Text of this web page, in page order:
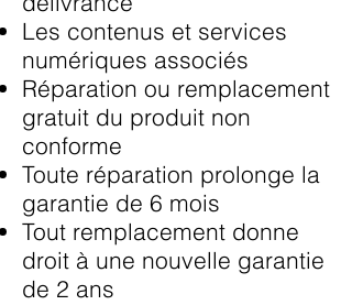
Les contenus et services
numériques associés
Réparation ou remplacement
gratuit du produit non
conforme
Toute réparation prolonge la
garantie de 6 mois
Tout remplacement donne
droit à une nouvelle garantie
de 2 ans